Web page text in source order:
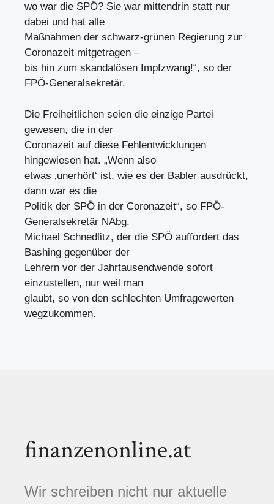
wo war die SPÖ? Sie war mittendrin statt nur
dabei und hat alle
Maßnahmen der schwarz-grünen Regierung zur
Coronazeit mitgetragen –
bis hin zum skandalösen Impfzwang!“, so der
FPÖ-Generalsekretär.
Die Freiheitlichen seien die einzige Partei
gewesen, die in der
Coronazeit auf diese Fehlentwicklungen
hingewiesen hat. „Wenn also
etwas ‚unerhört‘ ist, wie es der Babler ausdrückt,
dann war es die
Politik der SPÖ in der Coronazeit“, so FPÖ-
Generalsekretär NAbg.
Michael Schnedlitz, der die SPÖ auffordert das
Bashing gegenüber der
Lehrern vor der Jahrtausendwende sofort
einzustellen, nur weil man
glaubt, so von den schlechten Umfragewerten
wegzukommen.
finanzenonline.at
Wir schreiben nicht nur aktuelle